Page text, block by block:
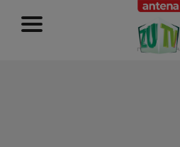
RECLAMĂ